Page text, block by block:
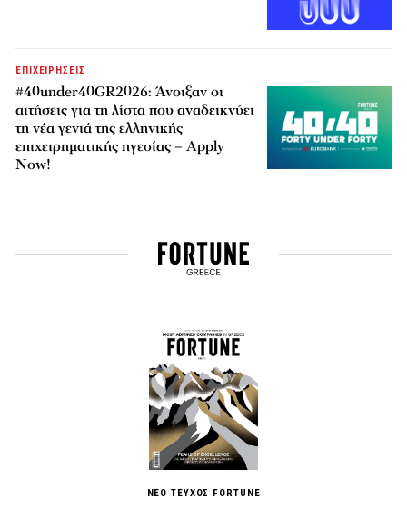
ΕΠΙΧΕΙΡΗΣΕΙΣ
#40under40GR2026: Άνοιξαν οι
αιτήσεις για τη λίστα που αναδεικνύει
τη νέα γενιά της ελληνικής
επιχειρηματικής ηγεσίας – Apply
Now!
ΝΕΟ ΤΕΥΧΟΣ FORTUNE